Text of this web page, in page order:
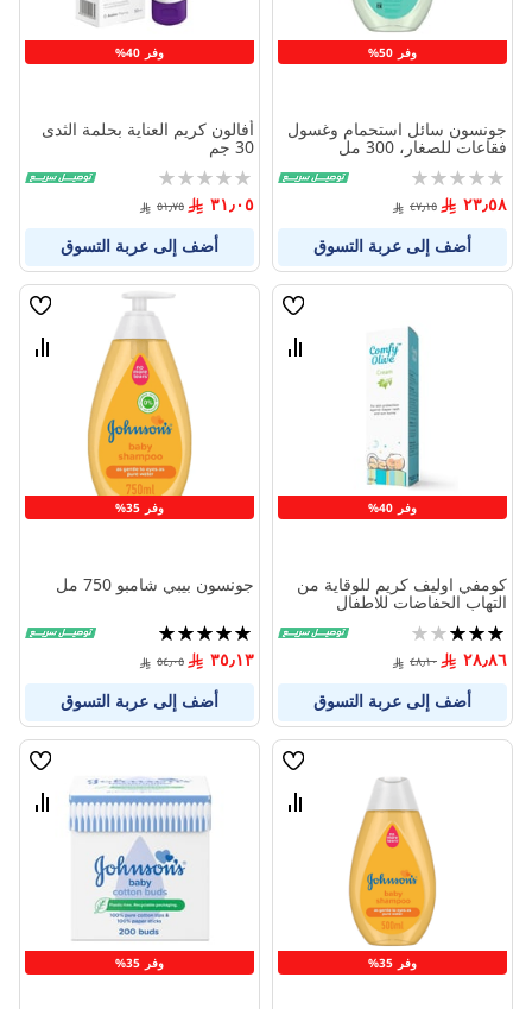
وفر 50%
جونسون سائل استحمام وغسول
فقاعات للصغار، 300 مل
Rating:
0%
٢٣٫٥٨ ٤٧٫١٥
أضف إلى عربة التسوق
وفر 40%
أفالون كريم العناية بحلمة الثدى
30 جم
Rating:
0%
٣١٫٠٥ ٥١٫٧٥
أضف إلى عربة التسوق
وفر 40%
قائمة
قارن
كومفي اوليف كريم للوقاية من
التهاب الحفاضات للاطفال
100جرام
تقييم:
60%
٢٨٫٨٦ ٤٨٫١٠
أضف إلى عربة التسوق
وفر 35%
قائمة
قارن
جونسون بيبي شامبو 750 مل
تقييم:
100%
٣٥٫١٣ ٥٤٫٠٥
أضف إلى عربة التسوق
وفر 35%
قائمة
قارن
وفر 35%
قائمة
قارن